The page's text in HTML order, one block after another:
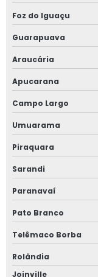
Foz do Iguaçu
Guarapuava
Araucária
Apucarana
Campo Largo
Umuarama
Piraquara
Sarandi
Paranavaí
Pato Branco
Telêmaco Borba
Rolândia
Joinville